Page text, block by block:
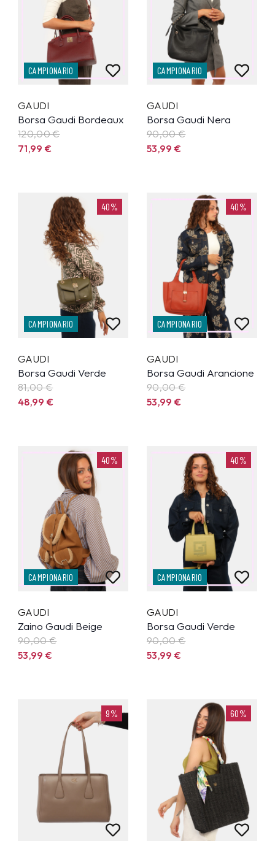
CAMPIONARIO
GAUDI
Borsa Gaudi Bordeaux
120,00 €
71,99€
CAMPIONARIO
GAUDI
Borsa Gaudi Nera
90,00 €
53,99€
40%
CAMPIONARIO
GAUDI
Borsa Gaudi Verde
81,00 €
48,99€
40%
CAMPIONARIO
GAUDI
Borsa Gaudi Arancione
90,00 €
53,99€
40%
CAMPIONARIO
GAUDI
Zaino Gaudi Beige
90,00 €
53,99€
40%
CAMPIONARIO
GAUDI
Borsa Gaudi Verde
90,00 €
53,99€
9% 60%